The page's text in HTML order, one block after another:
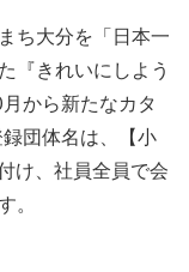
ち大分を「日本一
『きれいにしよう
から新たなカタ
団体名は、【小
け、社員全員で会
。